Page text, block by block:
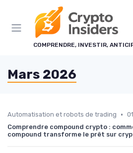
COMPRENDRE, INVESTIR,
Mars 2026
Automatisation et robots de trading •
Comprendre compound crypto :
compound transforme le prêt sur
Panneau de gestion des cookies